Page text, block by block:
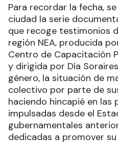
Para recordar la fecha,
ciudad la serie
que recoge testimonios
región NEA, producida
Centro de Capacitación
y dirigida por Día
género, la situación de
colectivo por parte de
haciendo hincapié en las
impulsadas desde el
gubernamentales
dedicadas a promover